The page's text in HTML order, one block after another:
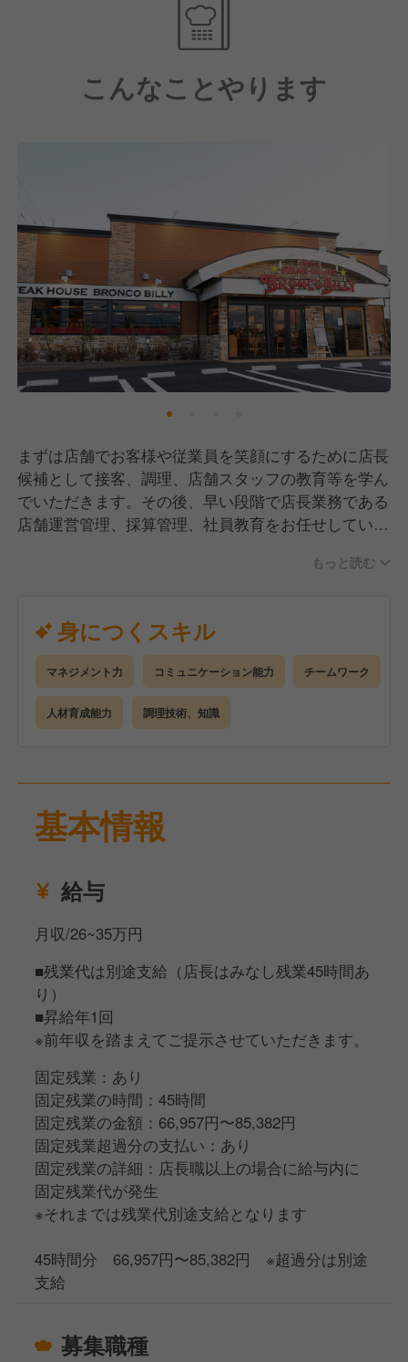
モニターで肉を焼く様子やサラダバーの様子を見るこ
とができ、待ち時間も楽しめるよう工夫されていま
す。こうした設計により、味や食感だけでなく肉の焼
ける音、匂い、映像といった五感全てで楽しむお店を
創り上げています！
こんなことやります
まずは店舗でお客様や従業員を笑顔にするために店長
候補として接客、調理、店舗スタッフの教育等を学ん
でいただきます。その後、早い段階で店長業務である
店舗運営管理、採算管理、社員教育をお任せしていき
もっと読む
身につくスキル
マネジメント力 コミュニケーション能力 チームワーク
人材育成能力 調理技術、知識
基本情報
給与
月収/26~35万円
■残業代は別途支給（店長はみなし残業45時間あ
り）
■昇給年1回
※前年収を踏まえてご提示させていただきます。
固定残業：あり
固定残業の時間：45時間
固定残業の金額：66,957円〜85,382円
固定残業超過分の支払い：あり
固定残業の詳細：店長職以上の場合に給与内に
固定残業代が発生
※それまでは残業代別途支給となります
45時間分 66,957円〜85,382円 ※超過分は別途
支給
募集職種